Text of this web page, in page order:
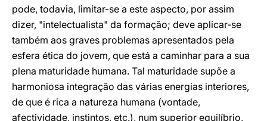
pode, todavia, limitar-se a este aspecto, por assim
dizer, "intelectualista" da formação; deve aplicar-se
também aos graves problemas apresentados pela
esfera ética do jovem, que está a caminhar para a sua
plena maturidade humana. Tal maturidade supõe a
harmoniosa integração das várias energias interiores,
de que é rica a natureza humana (vontade,
afectividade, instintos, etc.), num superior equilíbrio,